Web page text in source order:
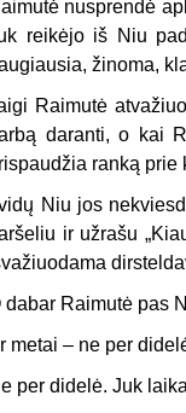
nusprendė
reikėjo iš Niu
žinoma,
Raimutė
daranti, o kai
ranką prie
vidų Niu jos
ir užrašu
dabar Raimutė pas
metai – ne per
per didelė. Juk